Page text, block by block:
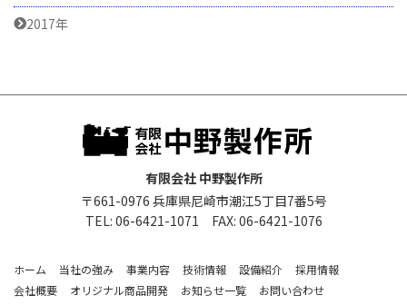
2017年
有限会社 中野製作所
〒661-0976 兵庫県尼崎市潮江5丁目7番5号
TEL: 06-6421-1071 FAX: 06-6421-1076
ホーム 当社の強み 事業内容 技術情報 設備紹介
採用情報
会社概要
オリジナル商品開発 お知らせ一覧
お問い合わせ